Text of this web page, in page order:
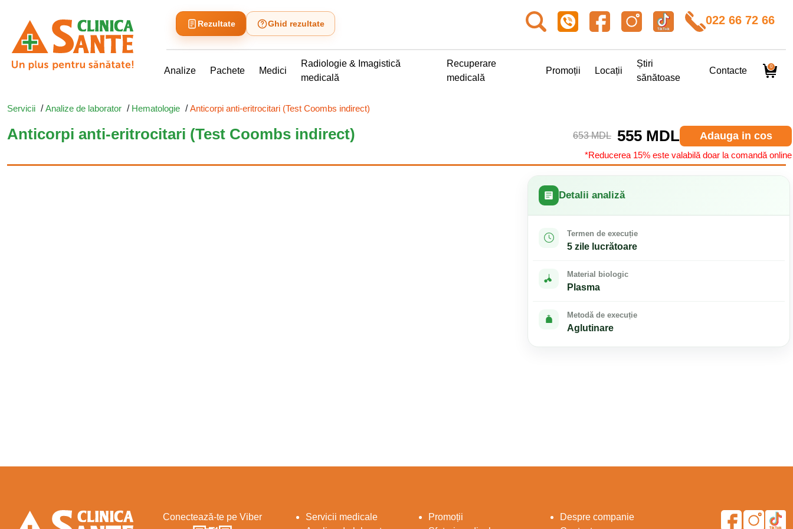
Rezultate Ghid rezultate 022 66 72 66
Analize Pachete Medici
Radiologie & Imagistică
medicală
Recuperare
medicală
Promoții Locații
Știri
sănătoase
Contacte 0
Servicii /Analize de laborator / Hematologie /Anticorpi anti-eritrocitari (Test Coombs indirect)
Anticorpi anti-eritrocitari (Test Coombs indirect) 653 MDL 555 MDL Adauga in cos
*Reducerea 15% este valabilă doar la comandă online
Detalii analiză
Termen de execuție
5 zile lucrătoare
Material biologic
Plasma
Metodă de execuție
Aglutinare
Conectează-te pe Viber
Servicii medicale
Promoții
Despre companie